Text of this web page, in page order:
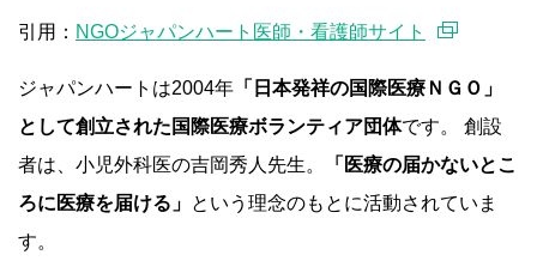
引用： NGOジャパンハート医師・看護師サイト
ジャパンハートは2004年 「日本発祥の国際医療ＮＧＯ」
として創立された国際医療ボランティア団体です。 創設
者は、小児外科医の吉岡秀人先生。
「医療の届かないとこ
ろに医療を届ける」 という理念のもとに活動されていま
す。